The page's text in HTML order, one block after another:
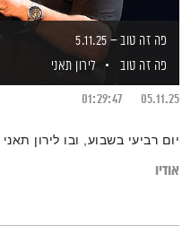
פה זה טוב – 5.11.25
פה זה טוב
לירון תאני
05.11.25
01:29:47
יום רביעי בשבוע, ובו לירון
אודיו